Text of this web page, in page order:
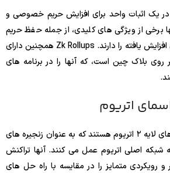
در یک اثبات واحد برای افزایش حریم خصوصی و
برخی از ویژگی های کلیدی، از جمله حفظ حریم
خصوصی و مقیاس پذیری افزایش یافته را دارند. Zk Rollups همچنین دارای
بلاک چین است، که آنها را در برنامه های
اتریوم
شبکه های لایه ۲ اتریوم هستند که به عنوان زنجیره های
اصلی اتریوم عمل می کنند. آنها تراکنش
و رویکردی متمایز را در مقایسه با راه حل های